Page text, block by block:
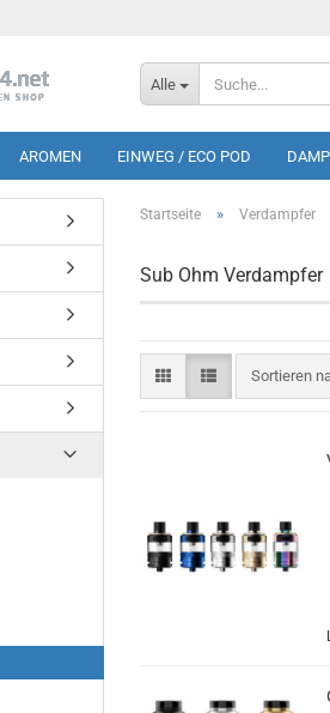
Alle
AROMEN EINWEG / ECO POD
Startseite » Verdampfer
Sub Ohm Verdampfer
Sortieren